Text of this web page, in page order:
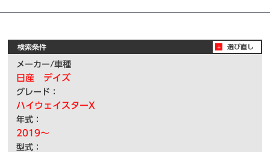
検索条件
メーカー/車種
日産 デイズ
グレード：
ハイウェイスターX
年式：
2019～
型式：
選び直し